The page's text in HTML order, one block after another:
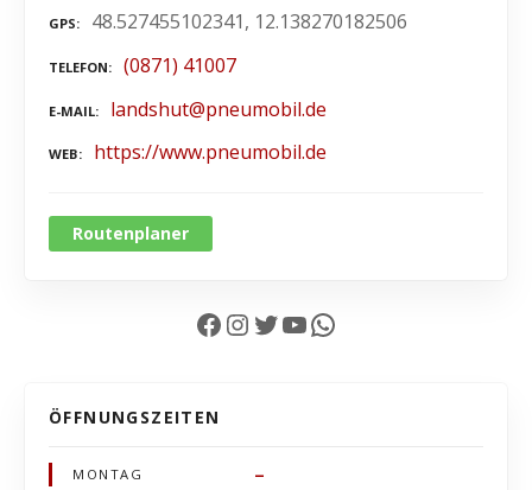
GPS 48.527455102341, 12.138270182506
TELEFON (0871) 41007
E-MAIL landshut@pneumobil.de
WEB https://www.pneumobil.de
Routenplaner
Facebook InstagramTwitter YouTube WhatsApp
ÖFFNUNGSZEITEN
MONTAG –